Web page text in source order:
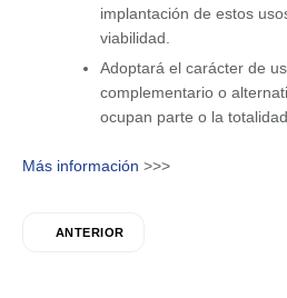
implantación de estos
viabilidad.
Adoptará el carácter de
complementario o
ocupan parte o la
Más información >>>
ANTERIOR